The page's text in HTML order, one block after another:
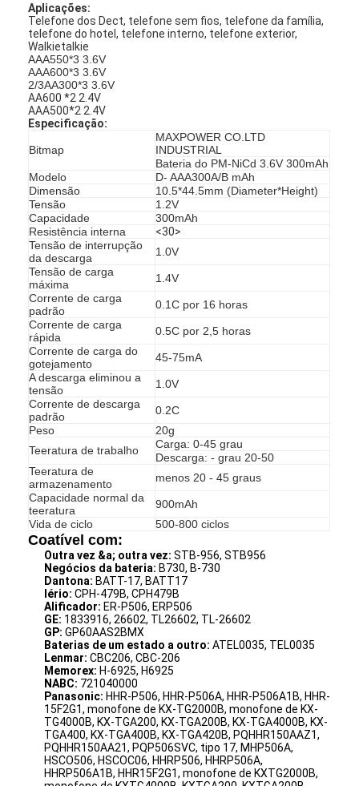
Casa
Produtos
Sobre nós
Aplicações:
Telefone dos Dect, telefone sem fios, telefone da família,
telefone do hotel, telefone interno, telefone exterior,
Walkietalkie
AAA550*3 3.6V
AAA600*3 3.6V
2/3AA300*3 3.6V
AA600 *2 2.4V
AAA500*2 2.4V
Especificação:
Bitmap
MAXPOWER CO.LTD
INDUSTRIAL
Bateria do PM-NiCd 3.6V 300mAh
Modelo
D- AAA300A/B mAh
Dimensão
10.5*44.5mm (Diameter*Height)
Tensão
1.2V
Capacidade
300mAh
Resistência interna
<30>
Tensão de interrupção
da descarga
1.0V
Tensão de carga
máxima
1.4V
Corrente de carga
padrão
0.1C por 16 horas
Corrente de carga
rápida
0.5C por 2,5 horas
Corrente de carga do
gotejamento
45-75mA
A descarga eliminou a
tensão
1.0V
Corrente de descarga
padrão
0.2C
Peso
20g
Teeratura de trabalho
Carga: 0-45 grau
Descarga: - grau 20-50
Teeratura de
armazenamento
menos 20 - 45 graus
Capacidade normal da
teeratura
900mAh
Vida de ciclo
500-800 ciclos
Coatível com:
Outra vez &a; outra vez:STB-956, STB956
Negócios da bateria: B730, B-730
Dantona: BATT-17, BATT17
Iério:CPH-479B, CPH479B
Alificador: ER-P506, ERP506
GE: 1833916, 26602, TL26602, TL-26602
GP:GP60AAS2BMX
Baterias de um estado a outro:ATEL0035, TEL0035
Lenmar:CBC206, CBC-206
Memorex: H-6925, H6925
NABC: 721040000
Panasonic: HHR-P506, HHR-P506A, HHR-P506A1B, HHR-
15F2G1, monofone de KX-TG2000B, monofone de KX-
TG4000B, KX-TGA200, KX-TGA200B, KX-TGA4000B, KX-
TGA400, KX-TGA400B, KX-TGA420B, PQHHR150AAZ1,
PQHHR150AA21, PQP506SVC, tipo 17, MHP506A,
HSCO506, HSCOC06, HHRP506, HHRP506A,
HHRP506A1B, HHR15F2G1, monofone de KXTG2000B,